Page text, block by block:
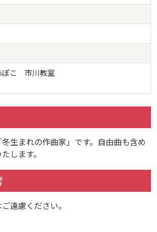
ぽこ 市川教室
生まれの作曲家」です。自由曲も含め
します。
遠慮ください。